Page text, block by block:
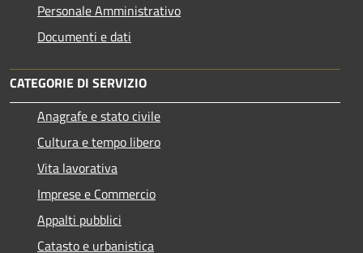
Personale Amministrativo
Documenti e dati
CATEGORIE DI SERVIZIO
Anagrafe e stato civile
Cultura e tempo libero
Vita lavorativa
Imprese e Commercio
Appalti pubblici
Catasto e urbanistica